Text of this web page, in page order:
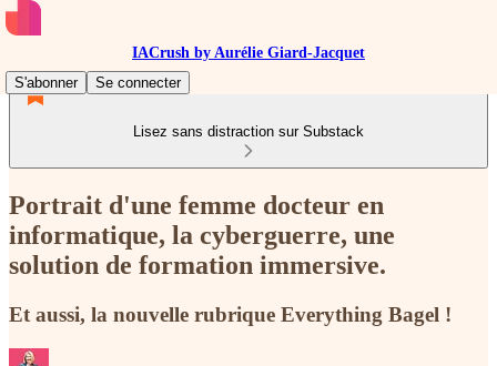
IACrush by Aurélie Giard-Jacquet
S'abonner
Se connecter
Lisez sans distraction sur Substack
Portrait d'une femme docteur en
informatique, la cyberguerre, une
solution de formation immersive.
Et aussi, la nouvelle rubrique Everything Bagel !